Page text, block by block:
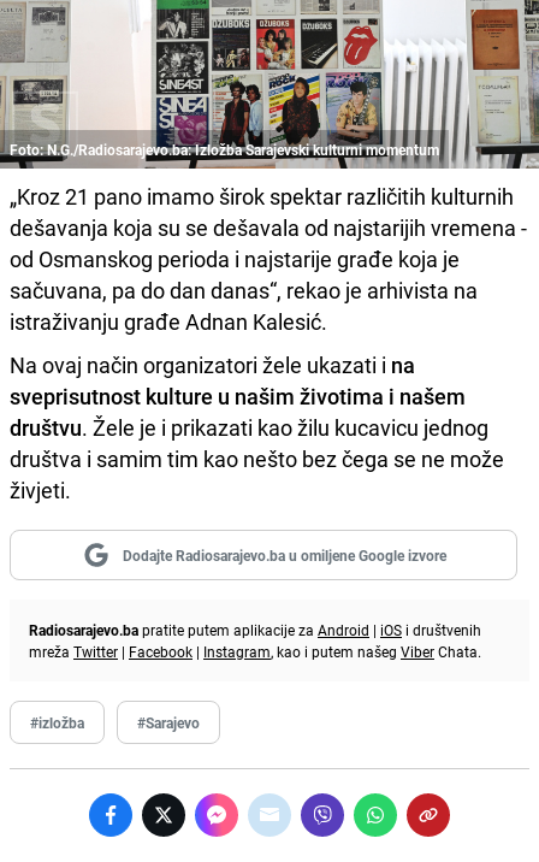
Foto: N.G./Radiosarajevo.ba: Izložba Sarajevski kulturni momentum
„Kroz 21 pano imamo širok spektar različitih kulturnih
dešavanja koja su se dešavala od najstarijih vremena -
od Osmanskog perioda i najstarije građe koja je
sačuvana, pa do dan danas“, rekao je arhivista na
istraživanju građe Adnan Kalesić.
Na ovaj način organizatori žele ukazati i na
sveprisutnost kulture u našim životima i našem
društvu. Žele je i prikazati kao žilu kucavicu jednog
društva i samim tim kao nešto bez čega se ne može
živjeti.
Dodajte Radiosarajevo.ba u omiljene Google izvore
Radiosarajevo.bapratite putem aplikacije za Android | iOS i društvenih
mreža Twitter | Facebook | Instagram, kao i putem našeg ViberChata.
#izložba #Sarajevo